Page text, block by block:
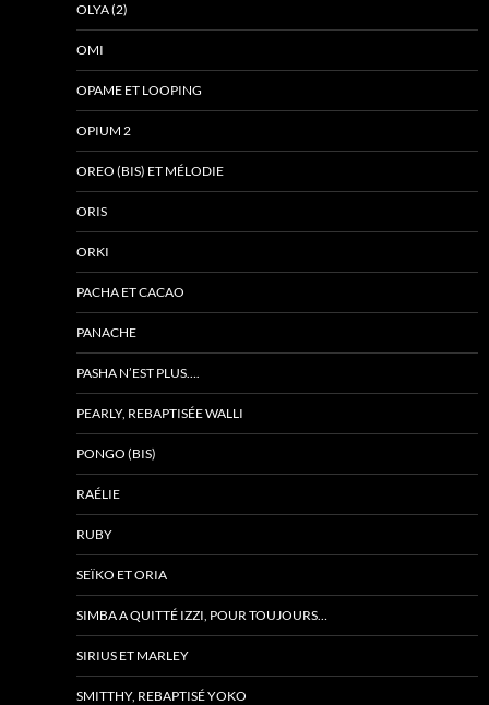
OLYA (2)
OMI
OPAME ET LOOPING
OPIUM 2
OREO (BIS) ET MÉLODIE
ORIS
ORKI
PACHA ET CACAO
PANACHE
PASHA N’EST PLUS….
PEARLY, REBAPTISÉE WALLI
PONGO (BIS)
RAÉLIE
RUBY
SEÏKO ET ORIA
SIMBA A QUITTÉ IZZI, POUR TOUJOURS…
SIRIUS ET MARLEY
SMITTHY, REBAPTISÉ YOKO